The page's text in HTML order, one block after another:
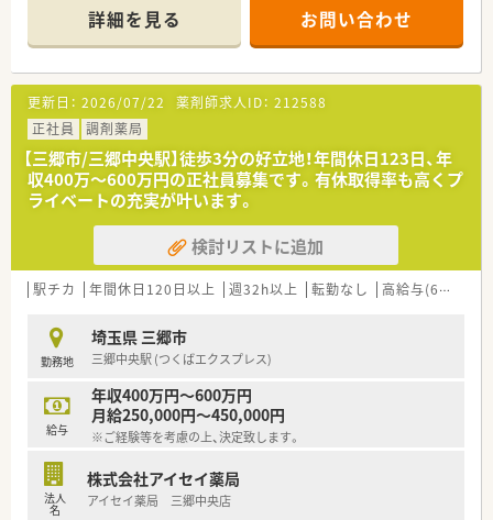
＊------------------------------------------＊
【店舗情報と応需状況について】
■最寄り駅である金町駅から車で10分程度の立地にあり、車通
勤が可能で毎日の通勤も快適に行える環境が整っています。
■医療モールとして内科や小児科など多岐にわたる科目を応需
し、1日の処方箋枚数は平均140枚から150枚の環境です。
■正社員7名とパート2名の薬剤師に加えて事務スタッフ2名が
在籍し、個人および施設に向けた在宅業務にも対応します。
【求人情報について】
■年収はご経験などを考慮し400万円から600万円の範囲で決定
され、年に2回の賞与や年1回の昇給制度が用意されます。
■年間休日は123日確保されており、日曜日と祝日のお休みに加
えてシフトによるお休みをしっかりと取得可能な環境です。
ライフスタイルに合わせた多彩な福利厚生が充実しています。
【募集背景と求める人物像について】
■現在の店舗体制を見直し、欠員補充として将来の店舗運営を担
う新たな人材を急募として求めて採用活動を行っております。
■調剤経験が2年以上あり、今後のキャリアとして管理薬剤師や
店長などのマネジメント職を目指す方を歓迎いたします。
かかりつけ機能の充実に向けて長く活躍いただける方です。
詳細を見る お問い合わせ
更新日： 2026/07/22 薬剤師求人ID： 212588
正社員
調剤薬局
【三郷市/三郷中央駅】徒歩3分の好立地！年間休日123日、年
収400万〜600万円の正社員募集です。有休取得率も高くプ
ライベートの充実が叶います。
検討リストに追加
駅チカ 年間休日120日以上 週32h以上 転勤なし 高給与(600万円以上)
勤務地
埼玉県 三郷市
三郷中央駅 (つくばエクスプレス)
給与
年収400万円～600万円
月給250,000円～450,000円
※ご経験等を考慮の上、決定致します。
法人
名
株式会社アイセイ薬局
アイセイ薬局 三郷中央店